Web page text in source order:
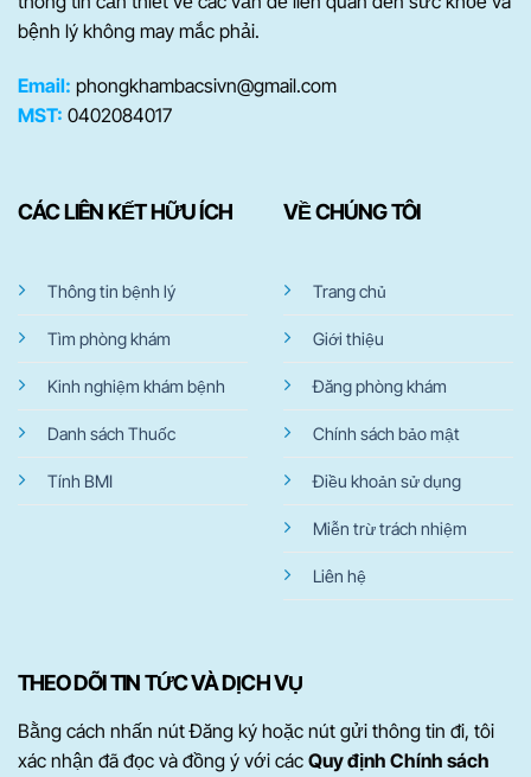
bệnh lý không may mắc phải.
Email: phongkhambacsivn@gmail.com
MST: 0402084017
CÁC LIÊN KẾT HỮU ÍCH
Thông tin bệnh lý
Tìm phòng khám
Kinh nghiệm khám bệnh
Danh sách Thuốc
Tính BMI
VỀ CHÚNG TÔI
Trang chủ
Giới thiệu
Đăng phòng khám
Chính sách bảo mật
Điều khoản sử dụng
Miễn trừ trách nhiệm
Liên hệ
THEO DÕI TIN TỨC VÀ DỊCH VỤ
Bằng cách nhấn nút Đăng ký hoặc nút gửi thông tin đi, tôi
xác nhận đã đọc và đồng ý với các Quy định Chính sách